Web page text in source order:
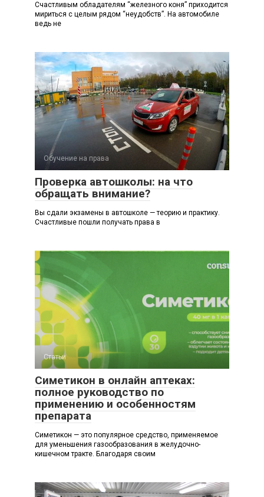
Счастливым обладателям “железного коня” приходится
мириться с целым рядом “неудобств”. На автомобиле
ведь не
Обучение на права
Проверка автошколы: на что
обращать внимание?
Вы сдали экзамены в автошколе — теорию и практику.
Счастливые пошли получать права в
Статьи
Симетикон в онлайн аптеках:
полное руководство по
применению и особенностям
препарата
Симетикон — это популярное средство, применяемое
для уменьшения газообразования в желудочно-
кишечном тракте. Благодаря своим